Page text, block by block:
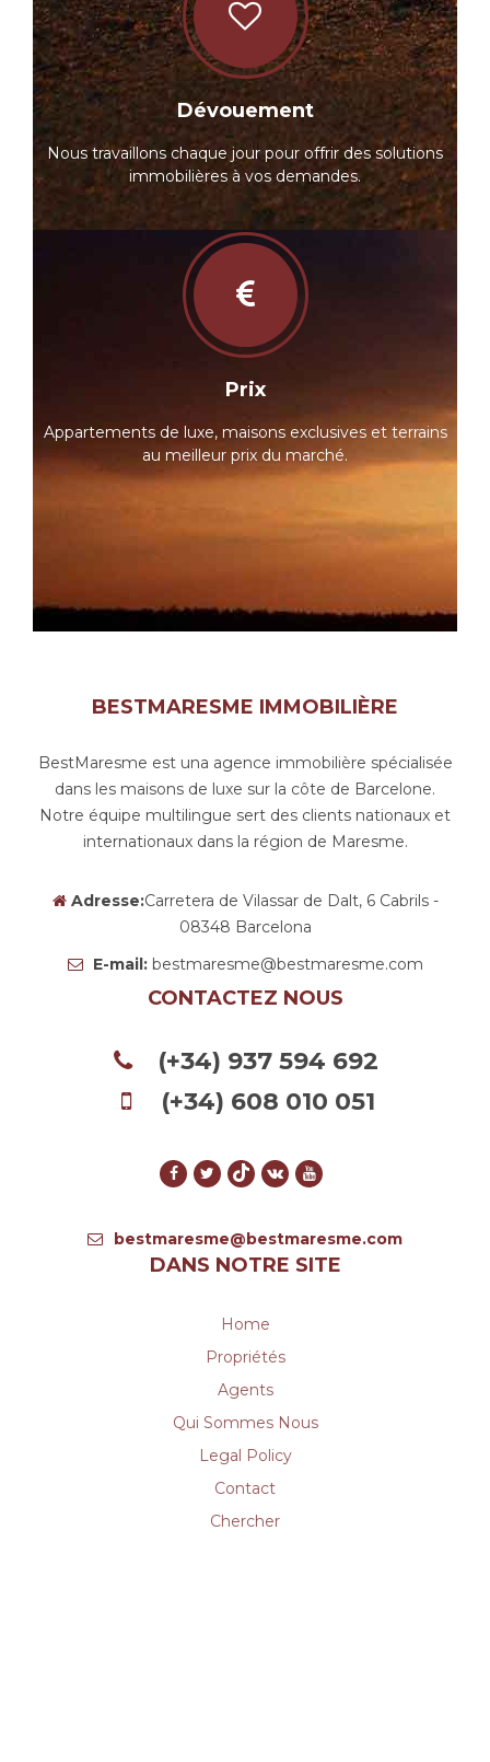
Dévouement
Nous travaillons chaque jour pour offrir des solutions
immobilières à vos demandes.
Prix
Appartements de luxe, maisons exclusives et terrains
au meilleur prix du marché.
BESTMARESME IMMOBILIÈRE
BestMaresme est una agence immobilière spécialisée
dans les maisons de luxe sur la côte de Barcelone.
Notre équipe multilingue sert des clients nationaux et
internationaux dans la région de Maresme.
Adresse:Carretera de Vilassar de Dalt, 6 Cabrils -
08348 Barcelona
E-mail:bestmaresme@bestmaresme.com
CONTACTEZ NOUS
(+34) 937 594 692
(+34) 608 010 051
bestmaresme@bestmaresme.com
DANS NOTRE SITE
Home
Propriétés
Agents
Qui Sommes Nous
Legal Policy
Contact
Chercher